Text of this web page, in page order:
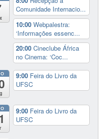
Comunidade Internacio...
10:00Webpalestra:
‘Informações essenc...
20:00Cineclube África
no Cinema: ‘Coc...
9:00 Feira do Livro da
UFSC
9:00 Feira do Livro da
UFSC